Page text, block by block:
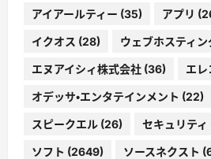
アイアールティー (35) アプリ
イクオス (28) ウェブホスティン
エヌアイシィ株式会社 (36) エレ
オデッサ・エンタテインメント (22)
スピークエル (26) セキュリティ
ソフト (2649) ソースネクスト